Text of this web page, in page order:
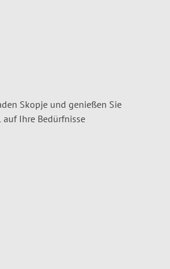
Skopje und genießen Sie
auf Ihre Bedürfnisse